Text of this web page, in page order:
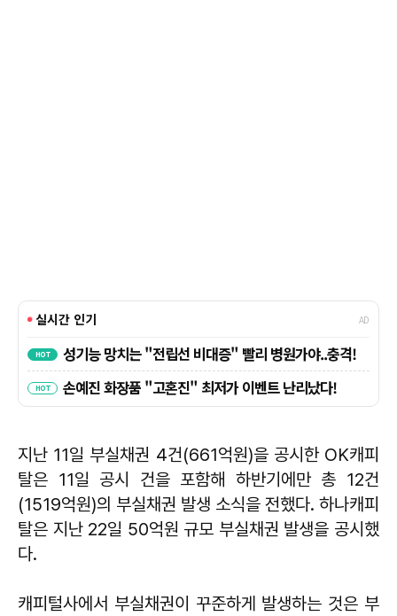
지난 11일 부실채권 4건(661억원)을 공시한 OK캐피
탈은 11일 공시 건을 포함해 하반기에만 총 12건
(1519억원)의 부실채권 발생 소식을 전했다. 하나캐피
탈은 지난 22일 50억원 규모 부실채권 발생을 공시했
다.
캐피털사에서 부실채권이 꾸준하게 발생하는 것은 부